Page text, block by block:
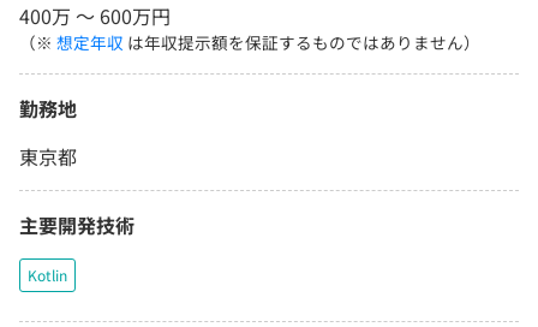
400万 〜 600万円
（※ 想定年収 は年収提示額を保証するものではありません）
勤務地
東京都
主要開発技術
Kotlin